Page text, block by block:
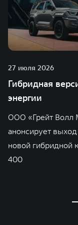
27 июля 2026
Гибридная
энергии
ООО «Грейт Волл
анонсирует
новой гибридной
400